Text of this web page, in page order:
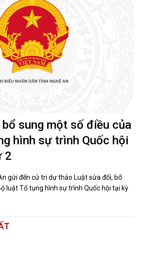
sung một số điều của
hình sự trình Quốc hội
2
gửi đến cử tri dự thảo Luật sửa đổi, bổ
luật Tố tụng hình sự trình Quốc hội tại kỳ